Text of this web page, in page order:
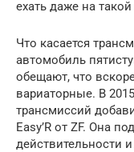
ехать даже на
Что касается
автомобиль
обещают, что
вариаторные. В
трансмиссий
Easy’R от ZF. Она
действительности